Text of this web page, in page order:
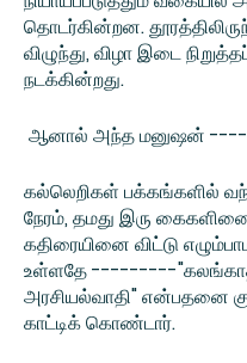
தொடர்கின்றன.
விழுந்து, விழா இடை
நடக்கின்றது.
ஆனால் அந்த மனுஷன்
கல்லெறிகள் பக்கங்களில்
நேரம், தமது இரு
கதிரையினை விட்டு
உள்ளதே ---------
அரசியல்வாதி" என்பதனை
காட்டிக் கொண்டார்.